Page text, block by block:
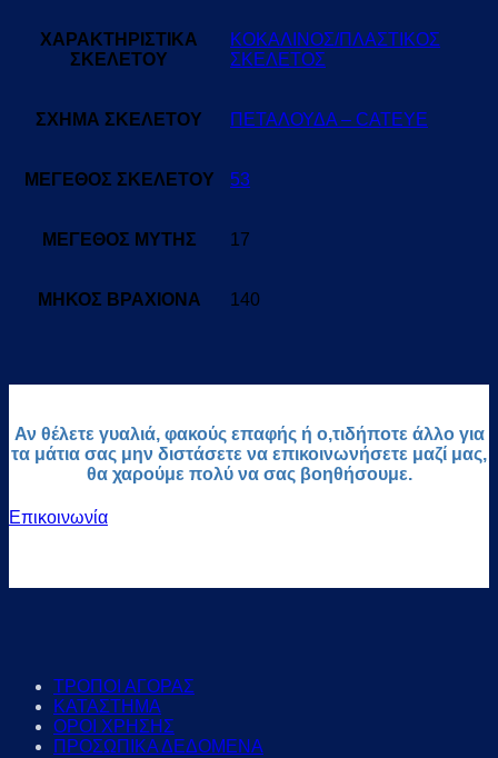
ΧΑΡΑΚΤΗΡΙΣΤΙΚΑ
ΣΚΕΛΕΤΟΥ
ΚΟΚΑΛΙΝΟΣ/ΠΛΑΣΤΙΚΟΣ
ΣΚΕΛΕΤΟΣ
ΣΧΗΜΑ ΣΚΕΛΕΤΟΥ ΠΕΤΑΛΟΥΔΑ – CATEYE
ΜΕΓΕΘΟΣ ΣΚΕΛΕΤΟΥ 53
ΜΕΓΕΘΟΣ ΜΥΤΗΣ 17
ΜΗΚΟΣ ΒΡΑΧΙΟΝΑ 140
Αν θέλετε γυαλιά, φακούς επαφής ή ο,τιδήποτε άλλο για
τα μάτια σας μην διστάσετε να επικοινωνήσετε μαζί μας,
θα χαρούμε πολύ να σας βοηθήσουμε.
Επικοινωνία
ΤΡΟΠΟΙ ΑΓΟΡΑΣ
ΚΑΤΑΣΤΗΜΑ
ΟΡΟΙ ΧΡΗΣΗΣ
ΠΡΟΣΩΠΙΚΑ ΔΕΔΟΜΕΝΑ